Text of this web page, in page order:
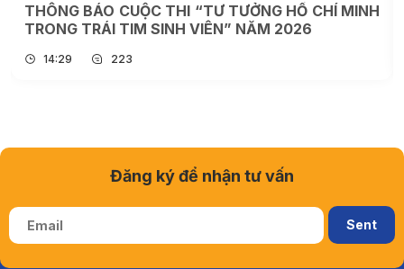
THÔNG BÁO CUỘC THI “TƯ TƯỞNG HỒ CHÍ MINH
TRONG TRÁI TIM SINH VIÊN” NĂM 2026
14:29 223
Đăng ký để nhận tư vấn